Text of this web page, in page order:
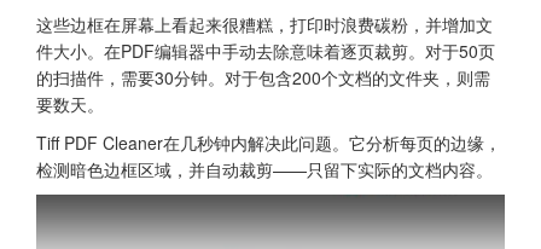
这些边框在屏幕上看起来很糟糕，打印时浪费碳粉，并增加文
件大小。在PDF编辑器中手动去除意味着逐页裁剪。对于50页
的扫描件，需要30分钟。对于包含200个文档的文件夹，则需
要数天。
Tiff PDF Cleaner在几秒钟内解决此问题。它分析每页的边缘，
检测暗色边框区域，并自动裁剪——只留下实际的文档内容。